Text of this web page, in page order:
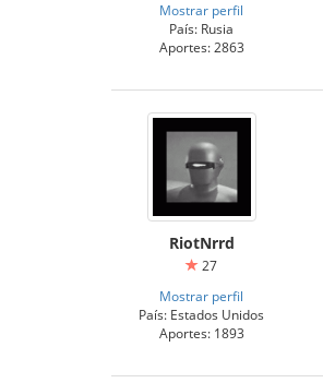
Mostrar perfil
País: Rusia
Aportes: 2863
RiotNrrd
27
Mostrar perfil
País: Estados Unidos
Aportes: 1893